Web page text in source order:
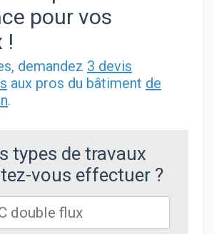
pour vos
!
demandez 3 devis
aux pros du bâtiment de
.
types de travaux
vous effectuer ?